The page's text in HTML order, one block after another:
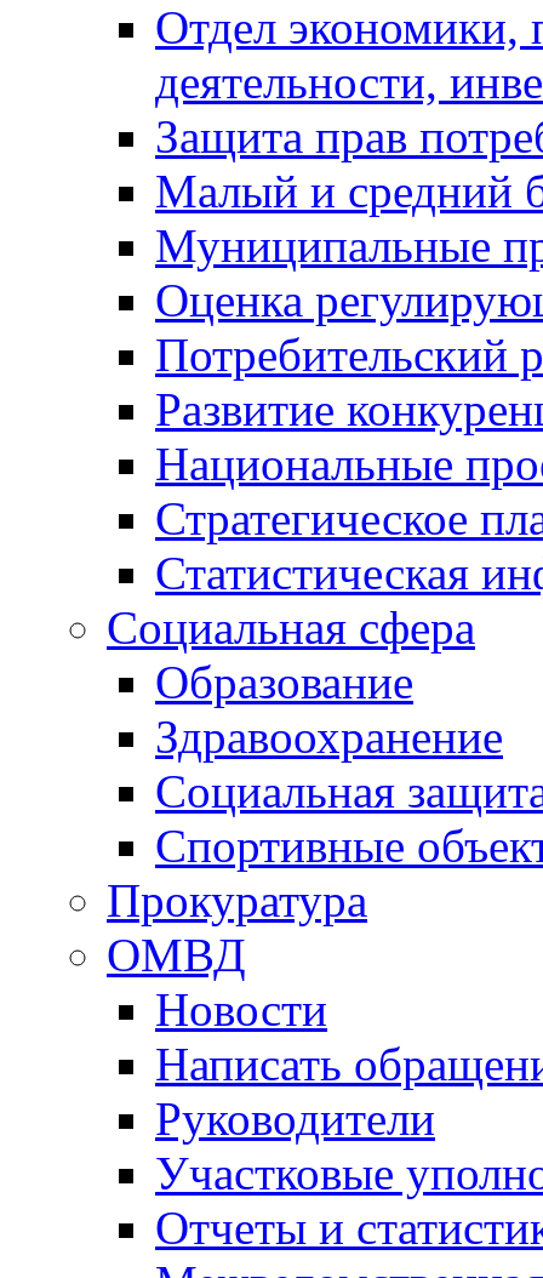
Отдел экономики,
деятельности,
Защита прав
Малый и средний
Муниципальные
Оценка
Потребительский
Развитие
Национальные
Стратегическое
Статистическая
Социальная сфера
Образование
Здравоохранение
Социальная
Спортивные
Прокуратура
ОМВД
Новости
Написать
Руководители
Участковые
Отчеты и